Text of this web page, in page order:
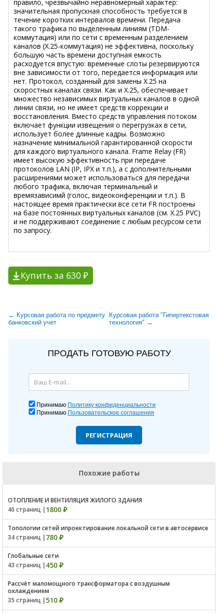
правило, чрезвычайно неравномерный характер:
значительная пропускная способность требуется в
течение коротких интервалов времени. Передача
такого трафика по выделенным линиям (TDM-
коммутация) или по сети с временным разделением
каналов (X.25-коммутация) не эффективна, поскольку
большую часть времени доступная емкость
расходуется впустую: временные слоты резервируются
вне зависимости от того, передается информация или
нет. Протокол, созданный для замены X.25 на
скоростных каналах связи. Как и X.25, обеспечивает
множество независимых виртуальных каналов в одной
линии связи, но не имеет средств коррекции и
восстановления. Вместо средств управления потоком
включает функции извещения о перегрузках в сети,
использует более длинные кадры. Возможно
назначение минимальной гарантированной скорости
для каждого виртуального канала. Frame Relay (FR)
имеет высокую эффективность при передаче
протоколов LAN (IP, IPX и т.п.), а с дополнительными
расширениями может использоваться для передачи
любого трафика, включая терминальный и
времязависимй (голос, видеоконференции и т.п.). В
настоящее время практически все сети FR построены
на базе постоянных виртуальных каналов (см. X.25 PVC)
и не поддерживают соединение с любым ресурсом сети
по запросу.
Купить за 630 ₽
← Курсовая работа по предмету
банковский учет
Курсовая работа "Гипертекстовая
технология" →
ПРОДАТЬ ГОТОВУЮ РАБОТУ
Принимаю Политику конфиденциальности
Принимаю Пользовательское соглашения
РЕГИСТРАЦИЯ
Похожие работы
ОТОПЛЕНИЕ И ВЕНТИЛЯЦИЯ ЖИЛОГО ЗДАНИЯ
40 страниц | 1800 ₽
Топологии сетей ипроектирование локальной сети в автосервисе
34 страниц | 780 ₽
Глобальные сети
43 страниц | 450 ₽
Рассчёт маломощного трансформатора с воздушным
охлаждением
35 страниц | 510 ₽